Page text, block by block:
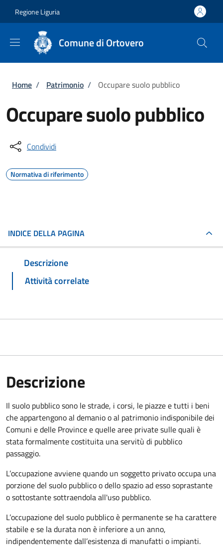
Regione Liguria
Comune di Ortovero
Briciole di pane
Home / Patrimonio / Occupare suolo pubblico
Occupare suolo pubblico
Condividi
Normativa di riferimento
INDICE DELLA PAGINA
Descrizione
Attività correlate
Descrizione
Il suolo pubblico sono le strade, i corsi, le piazze e tutti i beni
che appartengono al demanio o al patrimonio indisponibile dei
Comuni e delle Province e quelle aree private sulle quali è
stata formalmente costituita una servitù di pubblico
passaggio.
L’occupazione avviene quando un soggetto privato occupa una
porzione del suolo pubblico o dello spazio ad esso soprastante
o sottostante sottraendola all'uso pubblico.
L’occupazione del suolo pubblico è permanente se ha carattere
stabile e se la durata non è inferiore a un anno,
indipendentemente dall’esistenza di manufatti o impianti.